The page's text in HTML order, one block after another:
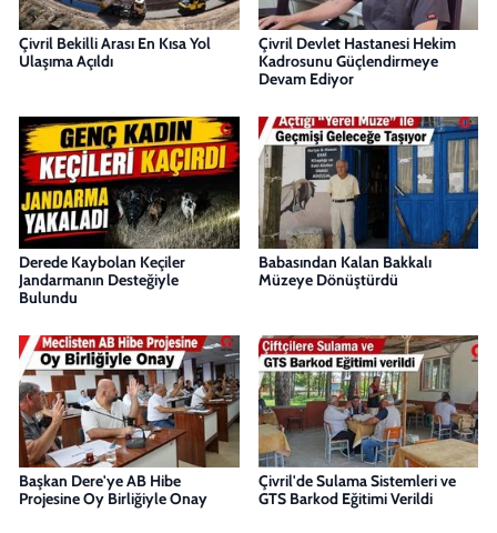
Çivril Bekilli Arası En Kısa Yol
Ulaşıma Açıldı
Çivril Devlet Hastanesi Hekim
Kadrosunu Güçlendirmeye
Devam Ediyor
Derede Kaybolan Keçiler
Jandarmanın Desteğiyle
Bulundu
Babasından Kalan Bakkalı
Müzeye Dönüştürdü
Başkan Dere'ye AB Hibe
Projesine Oy Birliğiyle Onay
Çivril'de Sulama Sistemleri ve
GTS Barkod Eğitimi Verildi